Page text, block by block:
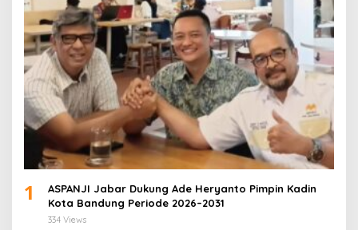
1
ASPANJI Jabar Dukung Ade Heryanto Pimpin Kadin
Kota Bandung Periode 2026–2031
334 Views